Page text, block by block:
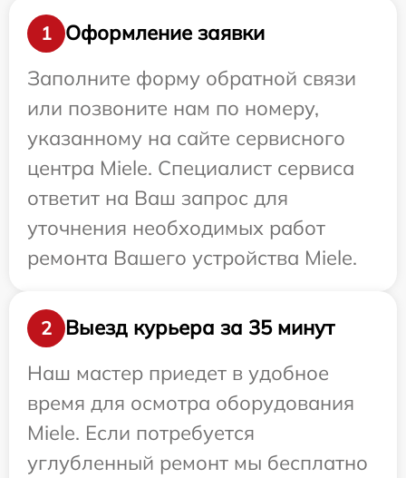
1
Оформление заявки
Заполните форму обратной связи
или позвоните нам по номеру,
указанному на сайте сервисного
центра Miele. Специалист сервиса
ответит на Ваш запрос для
уточнения необходимых работ
ремонта Вашего устройства Miele.
2
Выезд курьера за 35 минут
Наш мастер приедет в удобное
время для осмотра оборудования
Miele. Если потребуется
углубленный ремонт мы бесплатно